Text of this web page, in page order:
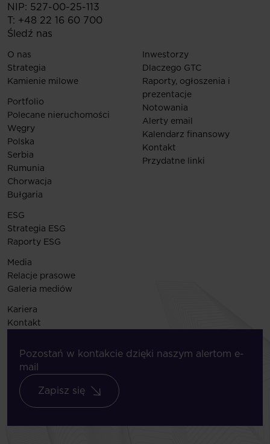
NIP: 527-00-25-113
T: +48 22 16 60 700
Śledź nas
O nas
Strategia
Kamienie milowe
Portfolio
Polecane nieruchomości
Węgry
Polska
Serbia
Rumunia
Chorwacja
Bułgaria
Inwestorzy
Dlaczego GTC
Raporty, ogłoszenia i
prezentacje
Notowania
Alerty email
Kalendarz finansowy
Kontakt
Przydatne linki
ESG
Strategia ESG
Raporty ESG
Media
Relacje prasowe
Galeria mediów
Kariera
Kontakt
Pozostań w kontakcie dzięki naszym alertom e-
mail
Zapisz się